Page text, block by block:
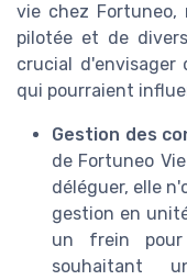
vie chez Fortuneo,
pilotée et de
crucial d'envisager
qui pourraient
Gestion des
de Fortuneo
déléguer, elle
gestion en
un frein pour
souhaitant